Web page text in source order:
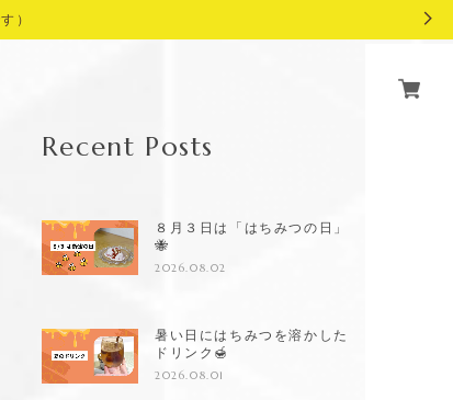
）
Recent Posts
８月３日は「はちみつの日」
🐝
2026.08.02
暑い日にはちみつを溶かした
ドリンク🍯
2026.08.01